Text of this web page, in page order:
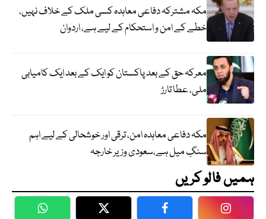
مکہ مشترکہ دفاعی معاہدہ کسی ملک کے خلاف نہیں،
خطے کے امن و استحکام کے لیے ہے، اردوان
معرکہ حق کے بعد پاکستان کو ایک کے بعد ایک کامیابی
ملی، عطا تارڑ
مکہ دفاعی معاہدہ امن، ترقی اور خوشحالی کے لیے اہم
سنگِ میل ہے،سعودی وزیر خارجہ
ہمیں فالو کریں